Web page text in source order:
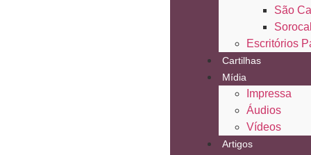
São
Escritórios
Cartilhas
Mídia
Impressa
Áudios
Vídeos
Artigos